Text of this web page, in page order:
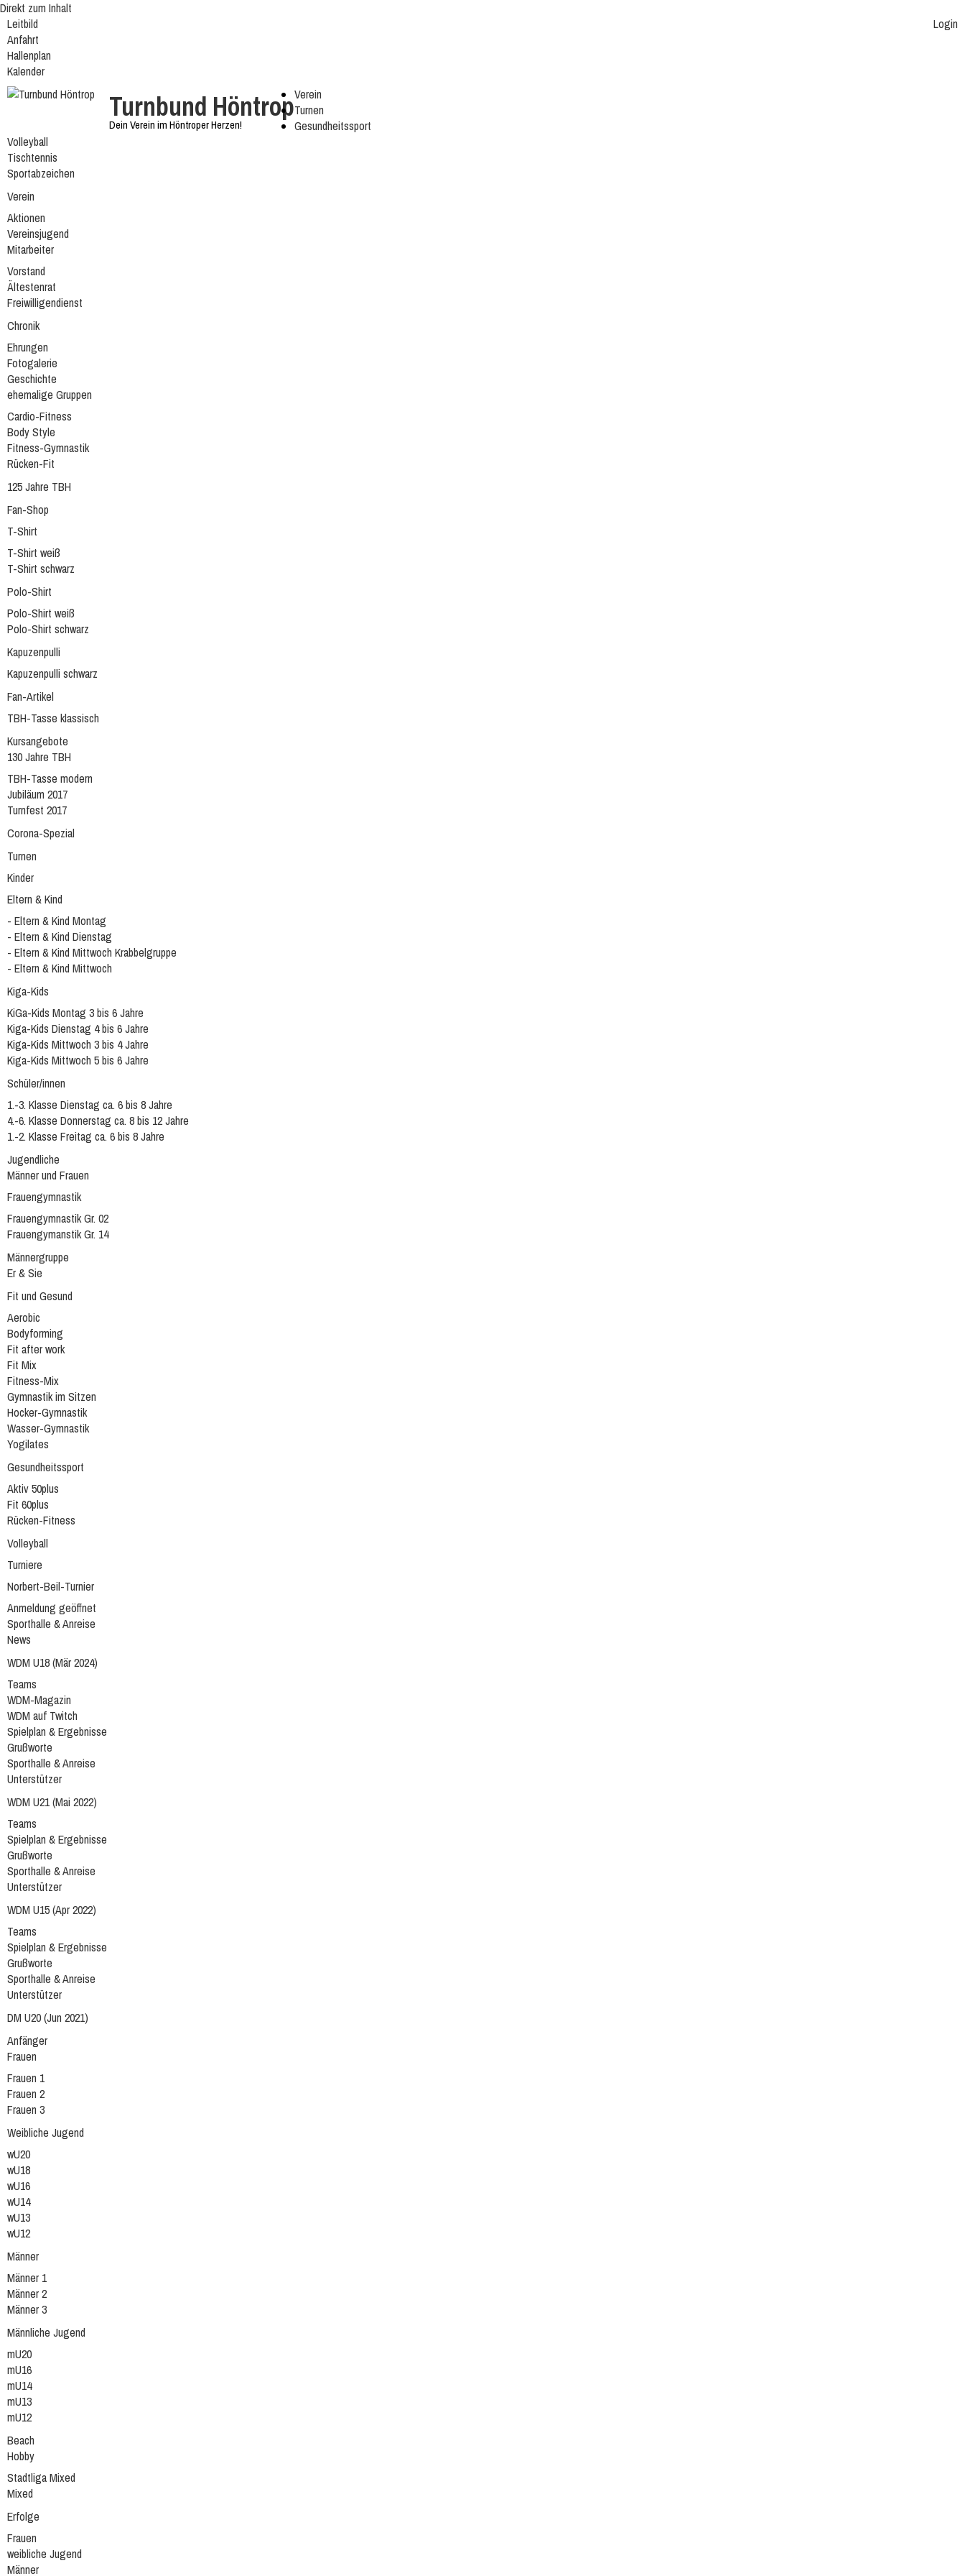
Direkt zum Inhalt
Login
Leitbild
Anfahrt
Hallenplan
Kalender
Turnbund Höntrop
Dein Verein im Höntroper Herzen!
Verein
Turnen
Gesundheitssport
Volleyball
Tischtennis
Sportabzeichen
Verein
Aktionen
Vereinsjugend
Mitarbeiter
Vorstand
Ältestenrat
Freiwilligendienst
Chronik
Ehrungen
Fotogalerie
Geschichte
ehemalige Gruppen
Cardio-Fitness
Body Style
Fitness-Gymnastik
Rücken-Fit
125 Jahre TBH
Fan-Shop
T-Shirt
T-Shirt weiß
T-Shirt schwarz
Polo-Shirt
Polo-Shirt weiß
Polo-Shirt schwarz
Kapuzenpulli
Kapuzenpulli schwarz
Fan-Artikel
TBH-Tasse klassisch
Kursangebote
130 Jahre TBH
TBH-Tasse modern
Jubiläum 2017
Turnfest 2017
Corona-Spezial
Turnen
Kinder
Eltern & Kind
- Eltern & Kind Montag
- Eltern & Kind Dienstag
- Eltern & Kind Mittwoch Krabbelgruppe
- Eltern & Kind Mittwoch
Kiga-Kids
KiGa-Kids Montag 3 bis 6 Jahre
Kiga-Kids Dienstag 4 bis 6 Jahre
Kiga-Kids Mittwoch 3 bis 4 Jahre
Kiga-Kids Mittwoch 5 bis 6 Jahre
Schüler/innen
1.-3. Klasse Dienstag ca. 6 bis 8 Jahre
4.-6. Klasse Donnerstag ca. 8 bis 12 Jahre
1.-2. Klasse Freitag ca. 6 bis 8 Jahre
Jugendliche
Männer und Frauen
Frauengymnastik
Frauengymnastik Gr. 02
Frauengymanstik Gr. 14
Männergruppe
Er & Sie
Fit und Gesund
Aerobic
Bodyforming
Fit after work
Fit Mix
Fitness-Mix
Gymnastik im Sitzen
Hocker-Gymnastik
Wasser-Gymnastik
Yogilates
Gesundheitssport
Aktiv 50plus
Fit 60plus
Rücken-Fitness
Volleyball
Turniere
Norbert-Beil-Turnier
Anmeldung geöffnet
Sporthalle & Anreise
News
WDM U18 (Mär 2024)
Teams
WDM-Magazin
WDM auf Twitch
Spielplan & Ergebnisse
Grußworte
Sporthalle & Anreise
Unterstützer
WDM U21 (Mai 2022)
Teams
Spielplan & Ergebnisse
Grußworte
Sporthalle & Anreise
Unterstützer
WDM U15 (Apr 2022)
Teams
Spielplan & Ergebnisse
Grußworte
Sporthalle & Anreise
Unterstützer
DM U20 (Jun 2021)
Anfänger
Frauen
Frauen 1
Frauen 2
Frauen 3
Weibliche Jugend
wU20
wU18
wU16
wU14
wU13
wU12
Männer
Männer 1
Männer 2
Männer 3
Männliche Jugend
mU20
mU16
mU14
mU13
mU12
Beach
Hobby
Stadtliga Mixed
Mixed
Erfolge
Frauen
weibliche Jugend
Männer